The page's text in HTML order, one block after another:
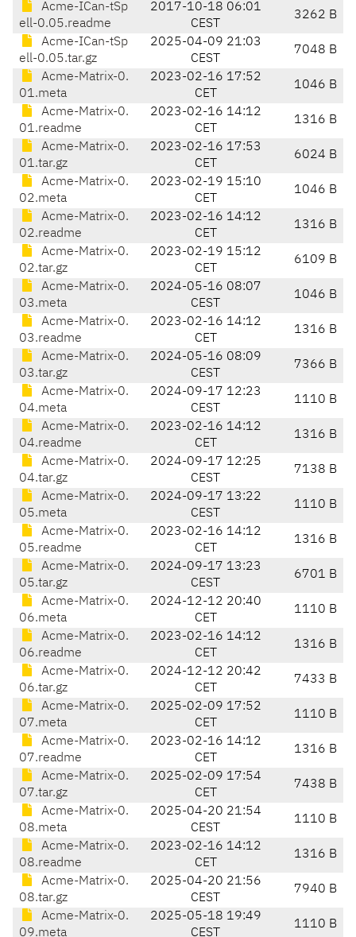
Acme-ICan-tSp
ell-0.05.readme
2017-10-18 06:01
CEST
3262 B
Acme-ICan-tSp
ell-0.05.tar.gz
2025-04-09 21:03
CEST
7048 B
Acme-Matrix-0.
01.meta
2023-02-16 17:52
CET
1046 B
Acme-Matrix-0.
01.readme
2023-02-16 14:12
CET
1316 B
Acme-Matrix-0.
01.tar.gz
2023-02-16 17:53
CET
6024 B
Acme-Matrix-0.
02.meta
2023-02-19 15:10
CET
1046 B
Acme-Matrix-0.
02.readme
2023-02-16 14:12
CET
1316 B
Acme-Matrix-0.
02.tar.gz
2023-02-19 15:12
CET
6109 B
Acme-Matrix-0.
03.meta
2024-05-16 08:07
CEST
1046 B
Acme-Matrix-0.
03.readme
2023-02-16 14:12
CET
1316 B
Acme-Matrix-0.
03.tar.gz
2024-05-16 08:09
CEST
7366 B
Acme-Matrix-0.
04.meta
2024-09-17 12:23
CEST
1110 B
Acme-Matrix-0.
04.readme
2023-02-16 14:12
CET
1316 B
Acme-Matrix-0.
04.tar.gz
2024-09-17 12:25
CEST
7138 B
Acme-Matrix-0.
05.meta
2024-09-17 13:22
CEST
1110 B
Acme-Matrix-0.
05.readme
2023-02-16 14:12
CET
1316 B
Acme-Matrix-0.
05.tar.gz
2024-09-17 13:23
CEST
6701 B
Acme-Matrix-0.
06.meta
2024-12-12 20:40
CET
1110 B
Acme-Matrix-0.
06.readme
2023-02-16 14:12
CET
1316 B
Acme-Matrix-0.
06.tar.gz
2024-12-12 20:42
CET
7433 B
Acme-Matrix-0.
07.meta
2025-02-09 17:52
CET
1110 B
Acme-Matrix-0.
07.readme
2023-02-16 14:12
CET
1316 B
Acme-Matrix-0.
07.tar.gz
2025-02-09 17:54
CET
7438 B
Acme-Matrix-0.
08.meta
2025-04-20 21:54
CEST
1110 B
Acme-Matrix-0.
08.readme
2023-02-16 14:12
CET
1316 B
Acme-Matrix-0.
08.tar.gz
2025-04-20 21:56
CEST
7940 B
Acme-Matrix-0.
09.meta
2025-05-18 19:49
CEST
1110 B